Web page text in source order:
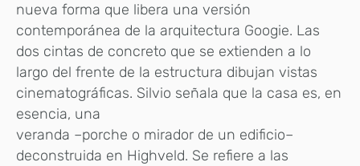
nueva forma que libera una versión
contemporánea de la arquitectura Googie. Las
dos cintas de concreto que se extienden a lo
largo del frente de la estructura dibujan vistas
cinematográficas. Silvio señala que la casa es, en
esencia, una
veranda –porche o mirador de un edificio–
deconstruida en Highveld. Se refiere a las